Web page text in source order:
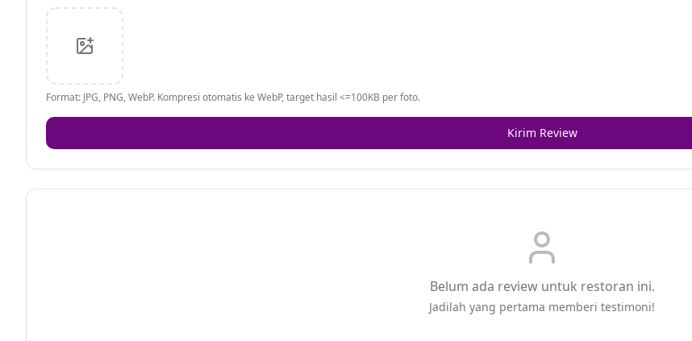
Format: JPG, PNG, WebP. Kompresi otomatis ke WebP, target hasil <=100KB per foto.
Kirim Review
Belum ada review untuk restoran ini.
Jadilah yang pertama memberi testimoni!